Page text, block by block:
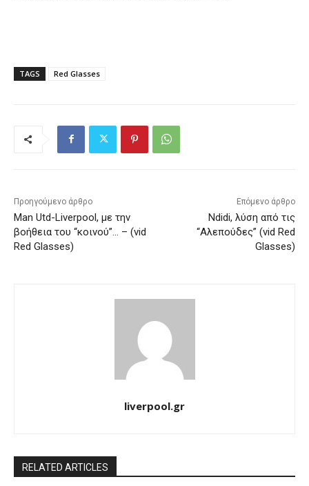
TAGS Red Glasses
Προηγούμενο άρθρο
Man Utd-Liverpool, με την
βοήθεια του “κοινού”… – (vid
Red Glasses)
Επόμενο άρθρο
Ndidi, λύση από τις
“Αλεπούδες” (vid Red
Glasses)
liverpool.gr
RELATED ARTICLES